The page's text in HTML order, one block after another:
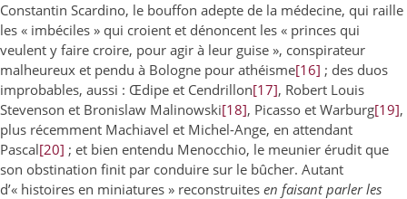
Constantin Scardino, le bouffon adepte de la médecine, qui raille
les « imbéciles » qui croient et dénoncent les « princes qui
veulent y faire croire, pour agir à leur guise », conspirateur
malheureux et pendu à Bologne pour athéisme[16] ; des duos
improbables, aussi : Œdipe et Cendrillon[17], Robert Louis
Stevenson et Bronislaw Malinowski[18], Picasso et Warburg[19],
plus récemment Machiavel et Michel-Ange, en attendant
Pascal[20] ; et bien entendu Menocchio, le meunier érudit que
son obstination finit par conduire sur le bûcher. Autant
d’« histoires en miniatures » reconstruites en faisant parler les